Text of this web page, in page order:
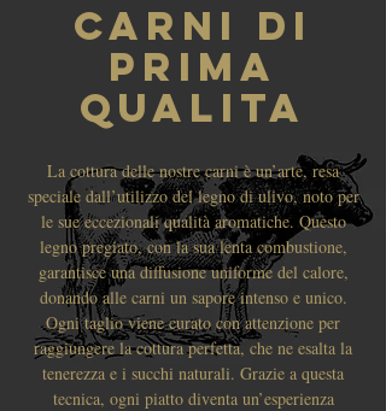
CARNI DI
PRIMA
QUALITA
La cottura delle nostre carni è un’arte, resa
speciale dall’utilizzo del legno di ulivo, noto per
le sue eccezionali qualità aromatiche. Questo
legno pregiato, con la sua lenta combustione,
garantisce una diffusione uniforme del calore,
donando alle carni un sapore intenso e unico.
Ogni taglio viene curato con attenzione per
raggiungere la cottura perfetta, che ne esalta la
tenerezza e i succhi naturali. Grazie a questa
tecnica, ogni piatto diventa un’esperienza